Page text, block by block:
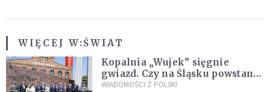
WIĘCEJ W:ŚWIAT
Kopalnia „Wujek” sięgnie
gwiazd. Czy na Śląsku powstanie
„Dolina Krzemowa”?
WIADOMOŚCI Z POLSKI